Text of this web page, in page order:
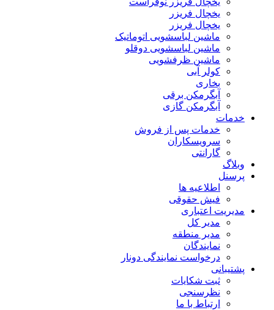
یخچال فریزر
یخچال فریزر
ماشین لباسشویی اتوماتیک
ماشین لباسشویی دوقلو
ماشین ظرفشویی
کولر آبی
بخاری
آبگرمکن برقی
آبگرمکن گازی
خدمات
خدمات پس از فروش
سرویسکاران
گارانتی
وبلاگ
پرسنل
اطلاعیه ها
فیش حقوقی
مدیریت اعتباری
مدیر کل
مدیر منطقه
نمایندگان
درخواست نمایندگی دونار
پشتیبانی
ثبت شکایات
نظرسنجی
ارتباط با ما